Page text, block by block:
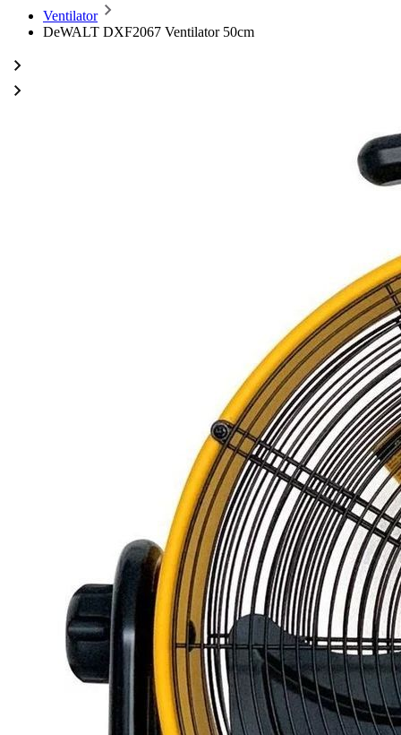
Ventilator
DeWALT DXF2067 Ventilator 50cm